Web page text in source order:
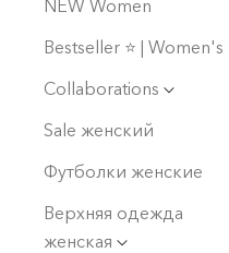
NEW Women
Bestseller ⭐️ | Women's
Collaborations
Sale женский
Футболки женские
Верхняя одежда
женская